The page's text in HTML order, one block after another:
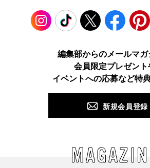
TikTok Facebook Pinterest
編集部からのメールマガ
会員限定プレゼント
イベントへの応募など特
新規会員登録